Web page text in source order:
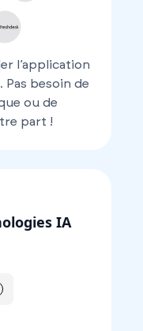
l’application
Pas besoin de
ou de
part !
IA